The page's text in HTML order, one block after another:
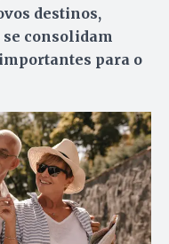
destinos,
consolidam
para o